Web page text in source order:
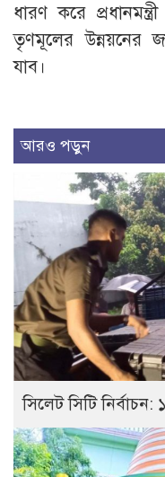
ধারণ করে
তৃণমূলের উন্নয়নের
যাব।
আরও পড়ুন
সিলেট সিটি নির্বাচন: